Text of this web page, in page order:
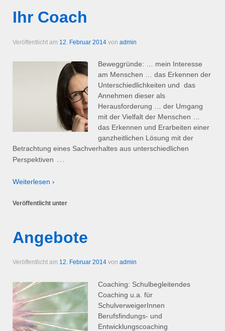
Ihr Coach
Veröffentlicht am 12. Februar 2014 von admin
Beweggründe: … mein Interesse
am Menschen … das Erkennen der
Unterschiedlichkeiten und das
Annehmen dieser als
Herausforderung … der Umgang
mit der Vielfalt der Menschen …
das Erkennen und Erarbeiten einer
ganzheitlichen Lösung mit der
Betrachtung eines Sachverhaltes aus unterschiedlichen
Perspektiven …
Weiterlesen ›
Veröffentlicht unter
Angebote
Veröffentlicht am 12. Februar 2014 von admin
Coaching: Schulbegleitendes
Coaching u.a. für
SchulverweigerInnen
Berufsfindungs- und
Entwicklungscoaching